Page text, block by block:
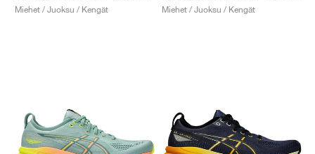
Miehet / Juoksu / Kengät
Miehet / Juoksu / Kengät